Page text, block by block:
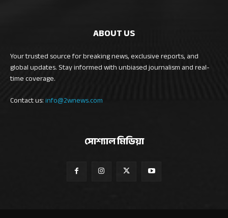
ABOUT US
Your trusted source for breaking news, exclusive reports, and
global updates. Stay informed with unbiased journalism and real-
time coverage.
Contact us:info@2wnews.com
সোশ্যাল মিডিয়া